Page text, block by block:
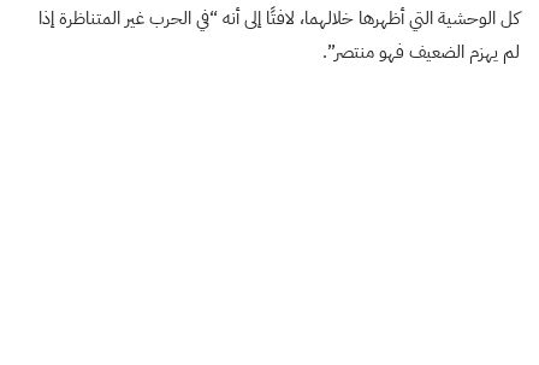
كل الوحشية التي أظهرها خلالهما، لافتًا إلى أنه “في الحرب غير المتناظرة إذا
لم يهزم الضعيف فهو منتصر”.